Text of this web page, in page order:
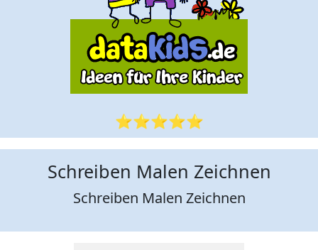
⭐⭐⭐⭐⭐
Schreiben Malen Zeichnen
Schreiben Malen Zeichnen